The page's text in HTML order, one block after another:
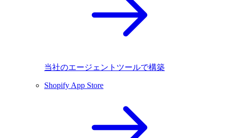
当社のエージェントツールで構築
Shopify App Store